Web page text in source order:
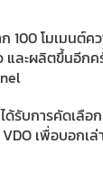
โมเมนต์คว
และผลิตขึ้นอีก
ด้รับการคัดเลือ
เพื่อบอกเ